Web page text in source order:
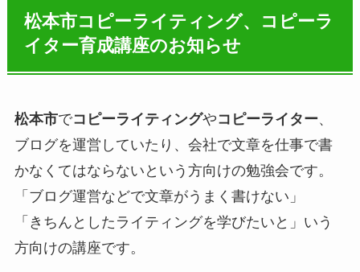
松本市コピーライティング、コピーラ
イター育成講座のお知らせ
松本市でコピーライティングやコピーライター、
ブログを運営していたり、会社で文章を仕事で書
かなくてはならないという方向けの勉強会です。
「ブログ運営などで文章がうまく書けない」
「きちんとしたライティングを学びたいと」いう
方向けの講座です。